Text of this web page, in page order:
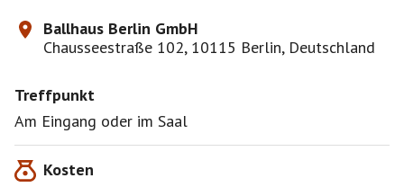
Ballhaus Berlin GmbH
Chausseestraße 102, 10115 Berlin, Deutschland
Treffpunkt
Am Eingang oder im Saal
Kosten